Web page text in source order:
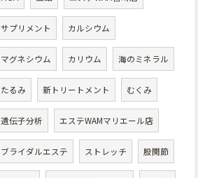
サプリメント カルシウム
マグネシウム カリウム 海のミネラル
たるみ 新トリートメント むくみ
遺伝子分析 エステWAMマリエール店
ブライダルエステ ストレッチ 股関節